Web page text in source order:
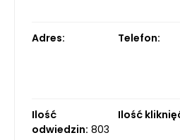
Adres: Telefon:
Ilość
odwiedzin: 803
Ilość